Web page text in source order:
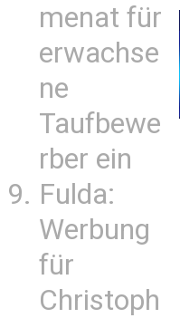
menat für
erwachse
ne
Taufbewe
rber ein
Fulda:
Werbung
für
Christoph